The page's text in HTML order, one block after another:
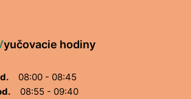
Vyučovacie hodiny
08:00 - 08:45
08:55 - 09:40